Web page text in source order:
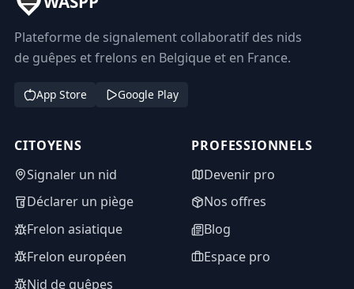
Plateforme de signalement collaboratif des nids
de guêpes et frelons en Belgique et en France.
App Store Google Play
CITOYENS
Signaler un nid
Déclarer un piège
Frelon asiatique
Frelon européen
Nid de guêpes
PROFESSIONNELS
Devenir pro
Nos offres
Blog
Espace pro